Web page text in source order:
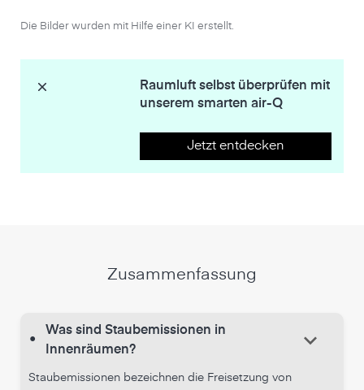
Die Bilder wurden mit Hilfe einer KI erstellt.
Raumluft selbst überprüfen mit
unserem smarten air-Q
Jetzt entdecken
Zusammenfassung
•
Was sind Staubemissionen in
Innenräumen?
keyboard_arrow_down
Staubemissionen bezeichnen die Freisetzung von